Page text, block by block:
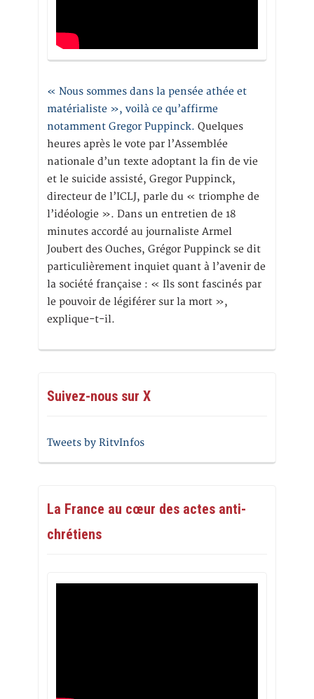
« Nous sommes dans la pensée athée et
matérialiste », voilà ce qu’affirme
notamment Gregor Puppinck. Quelques
heures après le vote par l’Assemblée
nationale d’un texte adoptant la fin de vie
et le suicide assisté, Gregor Puppinck,
directeur de l’ICLJ, parle du « triomphe de
l’idéologie ». Dans un entretien de 18
minutes accordé au journaliste Armel
Joubert des Ouches, Grégor Puppinck se dit
particulièrement inquiet quant à l’avenir de
la société française : « Ils sont fascinés par
le pouvoir de légiférer sur la mort »,
explique-t-il.
Suivez-nous sur X
Tweets by RitvInfos
La France au cœur des actes anti-
chrétiens